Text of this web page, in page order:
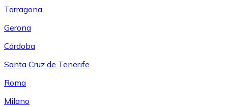
Tarragona
Gerona
Córdoba
Santa Cruz de Tenerife
Roma
Milano